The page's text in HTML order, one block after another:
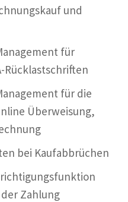
und
für
Rücklastschriften
für die
Überweisung,
bei Kaufabbrüchen
Zahlung